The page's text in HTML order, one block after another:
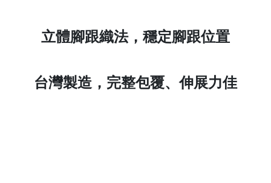
立體腳跟織法，穩定腳跟位置
台灣製造， 完整包覆、伸展力佳